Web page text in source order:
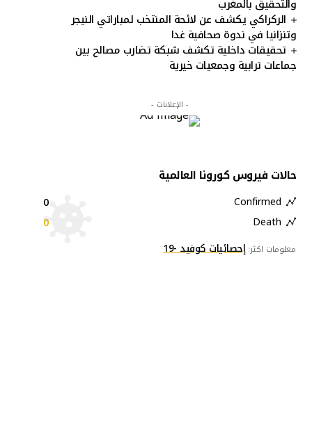
والتحقيق بالمغرب
الركراكي يكشف عن لائحة المنتخب لمباراتي النيجر
وتنزانيا في ندوة صحافية غدا
تحقيقات داخلية تكشف شبكة تضارب مصالح بين
جماعات ترابية وجمعيات خيرية
- الإعلانات -
حالات فيروس كورونا العالمية
Confirmed
0
Death
0
معلومات اكثر:إحصائيات كوفيد -19